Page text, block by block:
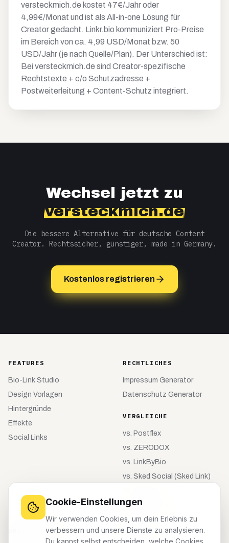
versteckmich.de kostet 47€/Jahr oder
4,99€/Monat und ist als All-in-one Lösung für
Creator gedacht. Linkr.bio kommuniziert Pro-Preise
im Bereich von ca. 4,99 USD/Monat bzw. 50
USD/Jahr (je nach Quelle/Plan). Der Unterschied ist:
Bei versteckmich.de sind Creator-spezifische
Rechtstexte + c/o Schutzadresse +
Postweiterleitung + Content-Schutz integriert.
Wechsel jetzt zu
versteckmich.de
Die bessere Alternative für deutsche Content
Creator. Rechtssicher, günstiger, made in Germany.
Kostenlos registrieren
FEATURES
Bio-Link Studio
Design Vorlagen
Hintergründe
Effekte
Social Links
RECHTLICHES
Impressum Generator
Datenschutz Generator
VERGLEICHE
vs. Postflex
vs. ZERODOX
vs. LinkByBio
vs. Sked Social (Sked Link)
vs.meinebio.site
UNTERNEHMEN KONTO
Cookie-Einstellungen
Wir verwenden Cookies, um dein Erlebnis zu
verbessern und unsere Dienste zu analysieren.
Du kannst selbst entscheiden, welche Cookies